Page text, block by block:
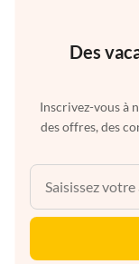
Des
Inscrivez-vous à
des offres, des